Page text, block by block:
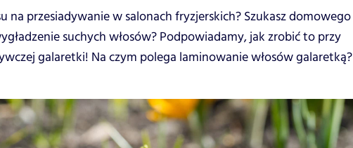
na przesiadywanie w salonach fryzjerskich? Szukasz domowego
suchych włosów? Podpowiadamy, jak zrobić to przy
galaretki! Na czym polega laminowanie włosów galaretką?